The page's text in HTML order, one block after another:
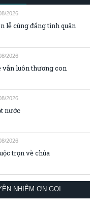
2026
lễ cùng đấng tình quân
2026
vẫn luôn thương con
2026
nước
2026
trọn về chúa
NHIỆM ƠN GỌI